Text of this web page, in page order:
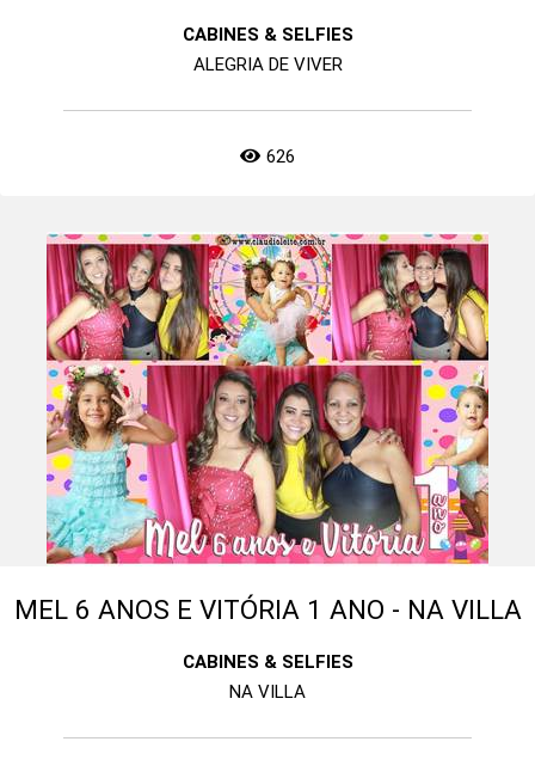
CABINES & SELFIES
ALEGRIA DE VIVER
626
MEL 6 ANOS E VITÓRIA 1 ANO - NA VILLA
CABINES & SELFIES
NA VILLA